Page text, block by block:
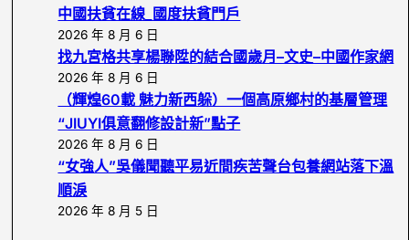
中國扶貧在線_國度扶貧門戶
2026 年 8 月 6 日
找九宮格共享楊聯陞的結合國歲月–文史–中國作家網
2026 年 8 月 6 日
（輝煌60載 魅力新西躲）一個高原鄉村的基層管理
“JIUYI俱意翻修設計新”點子
2026 年 8 月 6 日
“女強人”吳儀聞聽平易近間疾苦聲台包養網站落下溫
順淚
2026 年 8 月 5 日